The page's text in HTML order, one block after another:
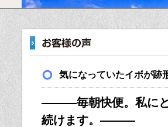
気になっていたイボが跡
―――毎朝快便。私にと
続けます。―――